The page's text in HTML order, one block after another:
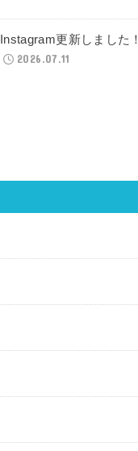
Instagram更新しました！
2026.07.11